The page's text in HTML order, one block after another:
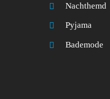
Nachthemd
Pyjama
Bademode